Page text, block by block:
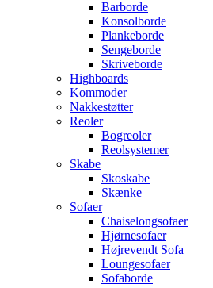
Barborde
Konsolborde
Plankeborde
Sengeborde
Skriveborde
Highboards
Kommoder
Nakkestøtter
Reoler
Bogreoler
Reolsystemer
Skabe
Skoskabe
Skænke
Sofaer
Chaiselongsofaer
Hjørnesofaer
Højrevendt Sofa
Loungesofaer
Sofaborde